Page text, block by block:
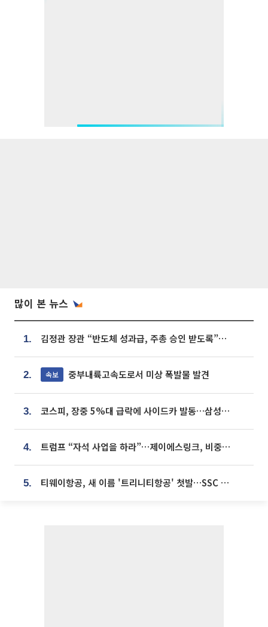
많이 본 뉴스
1. 김정관 장관 “반도체 성과급, 주총 승인 받도록”…상법·자본시장법 개정 시사
2. 속보 중부내륙고속도로서 미상 폭발물 발견
3. 코스피, 장중 5%대 급락에 사이드카 발동…삼성·SK 동반 폭락
4. 트럼프 “자석 사업을 하라”…제이에스링크, 비중국 영구자석 공급망 구축 속도
5. 티웨이항공, 새 이름 '트리니티항공' 첫발…SSC 전략 본격화